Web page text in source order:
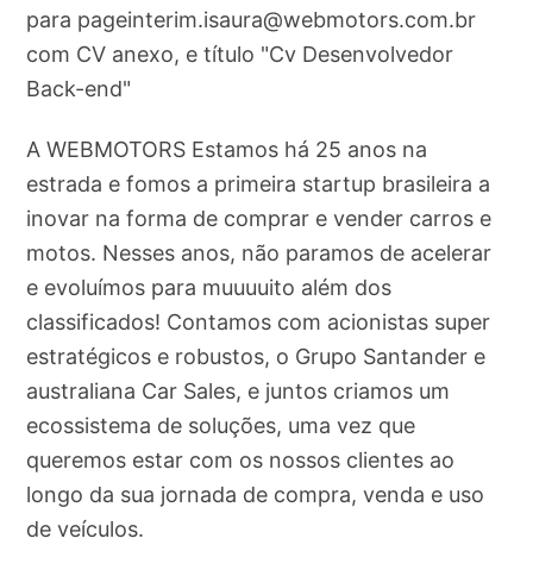
para pageinterim.isaura@webmotors.com.br
com CV anexo, e título "Cv Desenvolvedor
Back-end"
A WEBMOTORS Estamos há 25 anos na
estrada e fomos a primeira startup brasileira a
inovar na forma de comprar e vender carros e
motos. Nesses anos, não paramos de acelerar
e evoluímos para muuuuito além dos
classificados! Contamos com acionistas super
estratégicos e robustos, o Grupo Santander e
australiana Car Sales, e juntos criamos um
ecossistema de soluções, uma vez que
queremos estar com os nossos clientes ao
longo da sua jornada de compra, venda e uso
de veículos.